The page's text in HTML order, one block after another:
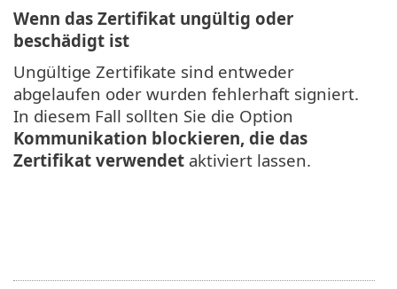
Wenn das Zertifikat ungültig oder
beschädigt ist
Ungültige Zertifikate sind entweder
abgelaufen oder wurden fehlerhaft signiert.
In diesem Fall sollten Sie die Option
Kommunikation blockieren, die das
Zertifikat verwendet aktiviert lassen.